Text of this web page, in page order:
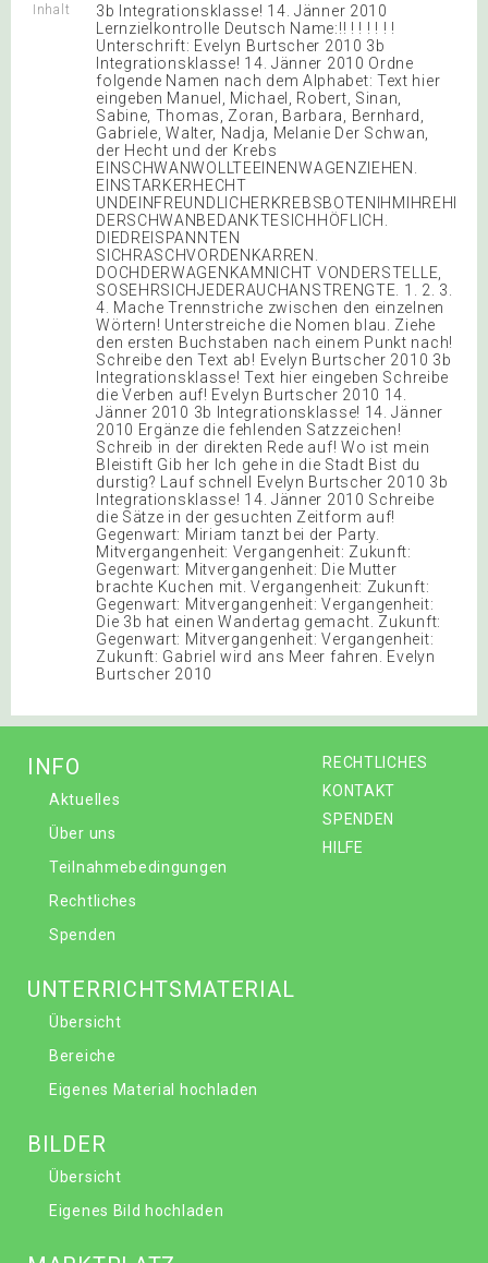
Inhalt
3b Integrationsklasse! 14. Jänner 2010
Lernzielkontrolle Deutsch Name:!! ! ! ! ! ! !
Unterschrift: Evelyn Burtscher 2010 3b
Integrationsklasse! 14. Jänner 2010 Ordne
folgende Namen nach dem Alphabet: Text hier
eingeben Manuel, Michael, Robert, Sinan,
Sabine, Thomas, Zoran, Barbara, Bernhard,
Gabriele, Walter, Nadja, Melanie Der Schwan,
der Hecht und der Krebs
EINSCHWANWOLLTEEINENWAGENZIEHEN.
EINSTARKERHECHT
DERSCHWANBEDANKTESICHHÖFLICH.
DIEDREISPANNTEN
SICHRASCHVORDENKARREN.
DOCHDERWAGENKAMNICHT VONDERSTELLE,
SOSEHRSICHJEDERAUCHANSTRENGTE. 1. 2. 3.
4. Mache Trennstriche zwischen den einzelnen
Wörtern! Unterstreiche die Nomen blau. Ziehe
den ersten Buchstaben nach einem Punkt nach!
Schreibe den Text ab! Evelyn Burtscher 2010 3b
Integrationsklasse! Text hier eingeben Schreibe
die Verben auf! Evelyn Burtscher 2010 14.
Jänner 2010 3b Integrationsklasse! 14. Jänner
2010 Ergänze die fehlenden Satzzeichen!
Schreib in der direkten Rede auf! Wo ist mein
Bleistift Gib her Ich gehe in die Stadt Bist du
durstig? Lauf schnell Evelyn Burtscher 2010 3b
Integrationsklasse! 14. Jänner 2010 Schreibe
die Sätze in der gesuchten Zeitform auf!
Gegenwart: Miriam tanzt bei der Party.
Mitvergangenheit: Vergangenheit: Zukunft:
Gegenwart: Mitvergangenheit: Die Mutter
brachte Kuchen mit. Vergangenheit: Zukunft:
Gegenwart: Mitvergangenheit: Vergangenheit:
Die 3b hat einen Wandertag gemacht. Zukunft:
Gegenwart: Mitvergangenheit: Vergangenheit:
Zukunft: Gabriel wird ans Meer fahren. Evelyn
Burtscher 2010
RECHTLICHES
KONTAKT
SPENDEN
HILFE
INFO
Aktuelles
Über uns
Teilnahmebedingungen
Rechtliches
Spenden
UNTERRICHTSMATERIAL
Übersicht
Bereiche
Eigenes Material hochladen
BILDER
Übersicht
Eigenes Bild hochladen